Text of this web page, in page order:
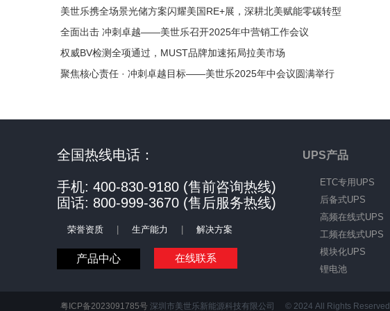
美世乐携全场景光储方案闪耀美国RE+展，深耕北美赋能零碳转型
全面出击 冲刺卓越——美世乐召开2025年中营销工作会议
权威BV检测全项通过，MUST品牌加速拓局拉美市场
聚焦核心责任 · 冲刺卓越目标——美世乐2025年中会议圆满举行
全国热线电话：
手机: 400-830-9180 (售前咨询热线)
固话: 800-999-3670 (售后服务热线)
荣誉资质 | 生产能力 | 解决方案
产品中心 在线联系
UPS产品
ETC专用UPS
后备式UPS
高频在线式UPS
工频在线式UPS
模块化UPS
锂电池
粤ICP备2023091785号 深圳市美世乐新能源科技有限公司 © 2024 All Rights Reserved.